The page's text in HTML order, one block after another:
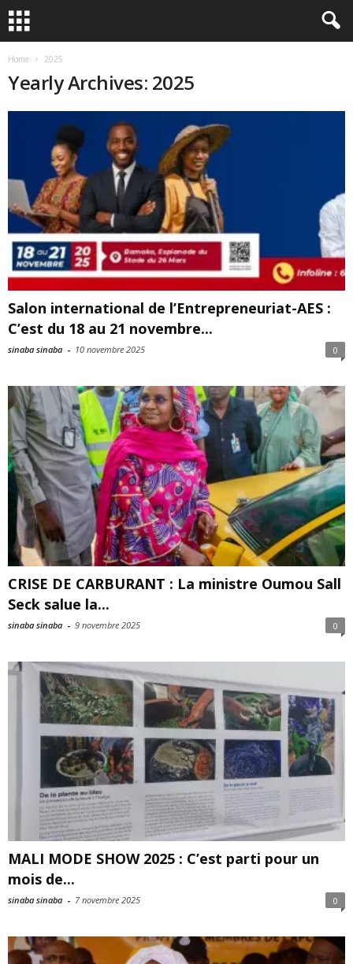
Home 2025
Yearly Archives: 2025
Salon international de l’Entrepreneuriat-AES :
C’est du 18 au 21 novembre...
sinaba sinaba - 10 novembre 2025 0
CRISE DE CARBURANT : La ministre Oumou Sall
Seck salue la...
sinaba sinaba - 9 novembre 2025 0
MALI MODE SHOW 2025 : C’est parti pour un
mois de...
sinaba sinaba - 7 novembre 2025 0